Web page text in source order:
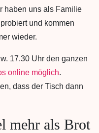
haben uns als Familie
und kommen
wieder.
17.30 Uhr den ganzen
online möglich.
dass der Tisch dann
mehr als Brot